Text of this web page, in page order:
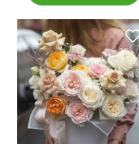
Роза кустовая
пионовидная, диантусы,
эустома, гипсофила,
тишью, перья, оазис.